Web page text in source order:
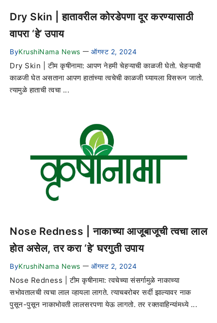
Dry Skin | हातावरील कोरडेपणा दूर करण्यासाठी
वापरा ‘हे’ उपाय
ByKrushiNama News — ऑगस्ट 2, 2024
Dry Skin | टीम कृषीनामा: आपण नेहमी चेहऱ्याची काळजी घेतो. चेहऱ्याची
काळजी घेत असताना आपण हातांच्या त्वचेची काळजी घ्यायला विसरून जातो.
त्यामुळे हाताची त्वचा ...
Nose Redness | नाकाच्या आजूबाजूची त्वचा लाल
होत असेल, तर करा ‘हे’ घरगुती उपाय
ByKrushiNama News — ऑगस्ट 2, 2024
Nose Redness | टीम कृषीनामा: त्वचेच्या संसर्गामुळे नाकाच्या
सभोवतालची त्वचा लाल व्हायला लागते. त्याचबरोबर सर्दी झाल्यावर नाक
पुसून-पुसून नाकाभोवती लालसरपणा येऊ लागतो. तर रक्तवाहिन्यांमध्ये ...